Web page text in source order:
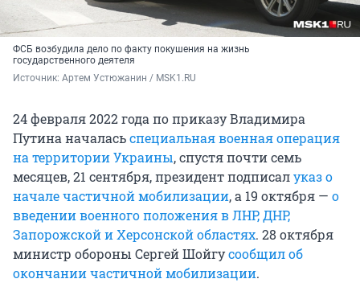
ФСБ возбудила дело по факту покушения на жизнь
государственного деятеля
Источник: Артем Устюжанин / MSK1.RU
24 февраля 2022 года по приказу Владимира
Путина началасьспециальная военная операция
на территории Украины, спустя почти семь
месяцев, 21 сентября, президент подписалуказ о
начале частичной мобилизации, а 19 октября — о
введении военного положения в ЛНР, ДНР,
Запорожской и Херсонской областях. 28 октября
министр обороны Сергей Шойгусообщил об
окончании частичной мобилизации.